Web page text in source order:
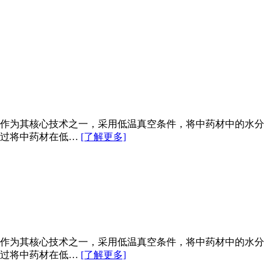
为其核心技术之一，采用低温真空条件，将中药材中的水分
将中药材在低… [了解更多]
为其核心技术之一，采用低温真空条件，将中药材中的水分
将中药材在低… [了解更多]